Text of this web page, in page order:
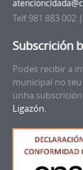
Telf 981 883 002
Subscrición
Podes recibir a
municipal no
unha
Ligazón.